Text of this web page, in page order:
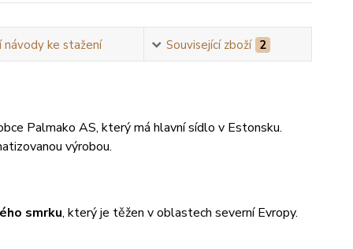
návody ke stažení Související zboží 2
Palmako AS, který má hlavní sídlo v Estonsku.
výrobou.
smrku, který je těžen v oblastech severní Evropy.